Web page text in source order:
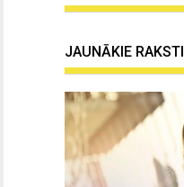
JAUNĀKIE RAKSTI